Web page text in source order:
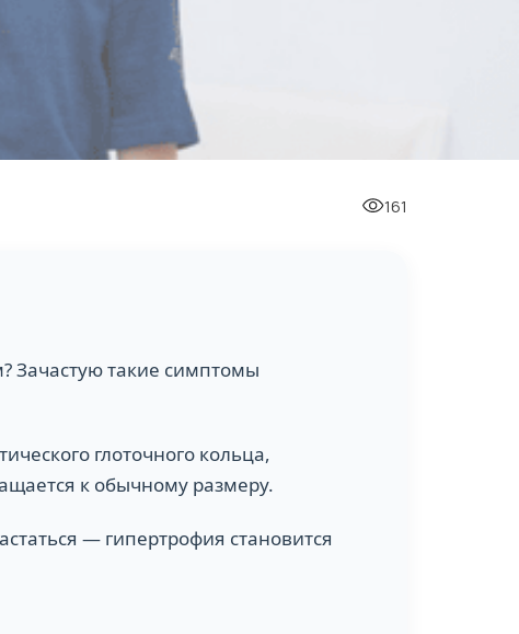
161
Зачастую такие симптомы
глоточного кольца,
к обычному размеру.
— гипертрофия становится